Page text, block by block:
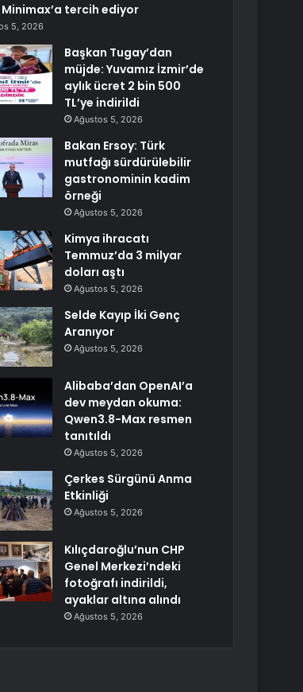
Minimax’a tercih ediyor
5, 2026
Başkan Tugay’dan
müjde: Yuvamız İzmir’de
aylık ücret 2 bin 500
TL’ye indirildi
Ağustos 5, 2026
Bakan Ersoy: Türk
mutfağı sürdürülebilir
gastronominin kadim
örneği
Ağustos 5, 2026
Kimya ihracatı
Temmuz’da 3 milyar
doları aştı
Ağustos 5, 2026
Selde Kayıp İki Genç
Aranıyor
Ağustos 5, 2026
Alibaba’dan OpenAI’a
dev meydan okuma:
Qwen3.8-Max resmen
tanıtıldı
Ağustos 5, 2026
Çerkes Sürgünü Anma
Etkinliği
Ağustos 5, 2026
Kılıçdaroğlu’nun CHP
Genel Merkezi’ndeki
fotoğrafı indirildi,
ayaklar altına alındı
Ağustos 5, 2026